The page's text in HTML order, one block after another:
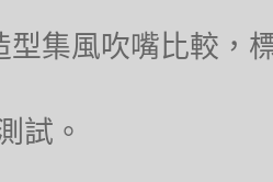
型集風吹嘴比較，
試。